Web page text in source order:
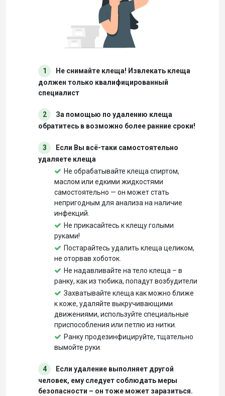
1
Не снимайте клеща! Извлекать клеща
должен только квалифицированный
специалист
2
За помощью по удалению клеща
обратитесь в возможно более ранние сроки!
3
Если Вы всё-таки самостоятельно
удаляете клеща
Не обрабатывайте клеща спиртом,
маслом или едкими жидкостями
самостоятельно — он может стать
непригодным для анализа на наличие
инфекций.
Не прикасайтесь к клещу голыми
руками!
Постарайтесь удалить клеща целиком,
не оторвав хоботок.
Не надавливайте на тело клеща – в
ранку, как из тюбика, попадут возбудители
Захватывайте клеща как можно ближе
к коже, удаляйте выкручивающими
движениями, используйте специальные
приспособления или петлю из нитки.
Ранку продезинфицируйте, тщательно
вымойте руки.
4
Если удаление выполняет другой
человек, ему следует соблюдать меры
безопасности – он тоже может заразиться.